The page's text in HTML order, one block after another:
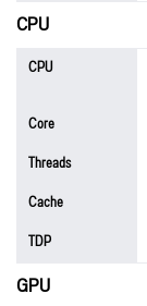
CPU
CPU
Core
Threads
Cache
TDP
GPU